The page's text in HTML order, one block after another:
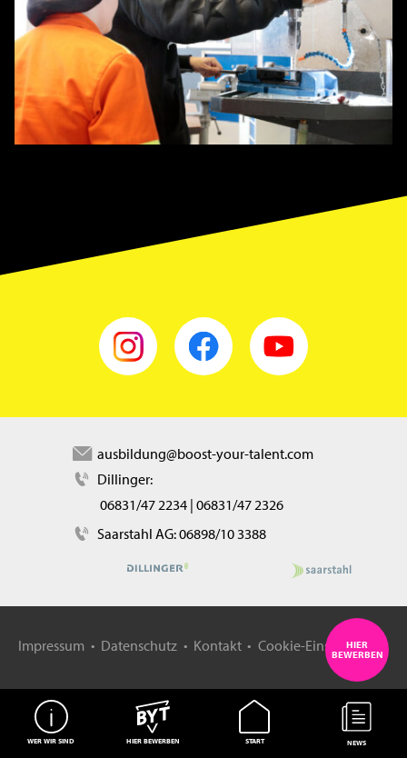
WER WIR SIND HIER BEWERBEN START NEWS
HIER
BEWERBEN
instagram facebook youtube
ausbildung@boost-your-talent.com
Dillinger:
06831/47 2234 | 06831/47 2326
Saarstahl AG:06898/10 3388
Impressum Datenschutz Kontakt Cookie-Einstellungen